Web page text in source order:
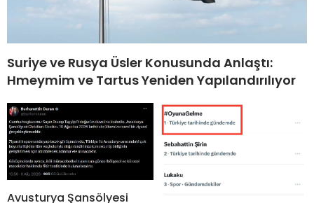
Suriye ve Rusya Üsler Konusunda Anlaştı:
Hmeymim ve Tartus Yeniden Yapılandırılıyor
Avusturya Şansölyesi